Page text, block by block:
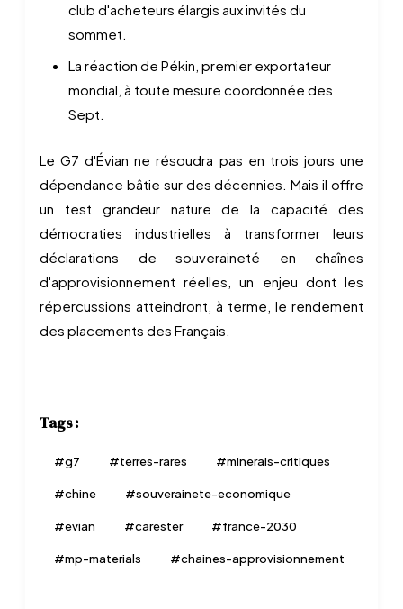
club d'acheteurs élargis aux invités du
sommet.
La réaction de Pékin, premier exportateur
mondial, à toute mesure coordonnée des
Sept.
Le G7 d'Évian ne résoudra pas en trois jours une
dépendance bâtie sur des décennies. Mais il offre
un test grandeur nature de la capacité des
démocraties industrielles à transformer leurs
déclarations de souveraineté en chaînes
d'approvisionnement réelles, un enjeu dont les
répercussions atteindront, à terme, le rendement
des placements des Français.
Tags :
#g7 #terres-rares #minerais-critiques
#chine #souverainete-economique
#evian #carester #france-2030
#mp-materials #chaines-approvisionnement